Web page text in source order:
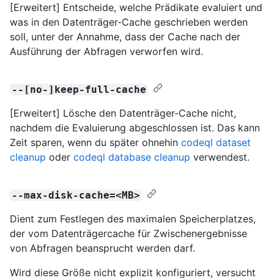
[Erweitert] Entscheide, welche Prädikate evaluiert und
was in den Datenträger-Cache geschrieben werden
soll, unter der Annahme, dass der Cache nach der
Ausführung der Abfragen verworfen wird.
--[no-]keep-full-cache
[Erweitert] Lösche den Datenträger-Cache nicht,
nachdem die Evaluierung abgeschlossen ist. Das kann
Zeit sparen, wenn du später ohnehin codeql dataset
cleanup oder codeql database cleanup verwendest.
--max-disk-cache=<MB>
Dient zum Festlegen des maximalen Speicherplatzes,
der vom Datenträgercache für Zwischenergebnisse
von Abfragen beansprucht werden darf.
Wird diese Größe nicht explizit konfiguriert, versucht